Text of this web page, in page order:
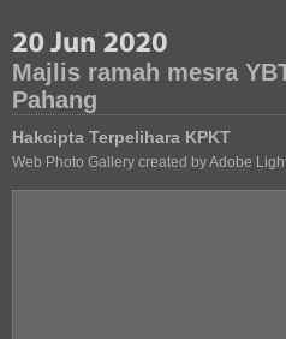
Majlis ramah mesra
Pahang
Hakcipta Terpelihara KPKT
Web Photo Gallery created by Adobe